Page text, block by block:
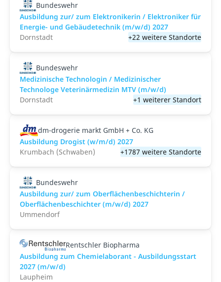
Bundeswehr
Ausbildung zur/ zum Elektronikerin / Elektroniker für
Energie- und Gebäudetechnik (m/w/d) 2027
Dornstadt
+22 weitere Standorte
Bundeswehr
Medizinische Technologin / Medizinischer
Technologe Veterinärmedizin MTV (m/w/d)
Dornstadt
+1 weiterer Standort
dm-drogerie markt GmbH + Co. KG
Ausbildung Drogist (w/m/d) 2027
Krumbach (Schwaben)
+1787 weitere Standorte
Bundeswehr
Ausbildung zur/ zum Oberflächenbeschichterin /
Oberflächenbeschichter (m/w/d) 2027
Ummendorf
Rentschler Biopharma
Ausbildung zum Chemielaborant - Ausbildungsstart
2027 (m/w/d)
Laupheim